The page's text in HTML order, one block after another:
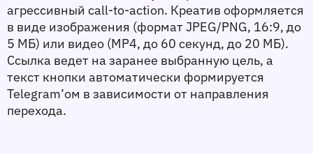
агрессивный call-to-action. Креатив оформляется
в виде изображения (формат JPEG/PNG, 16:9, до
5 МБ) или видео (MP4, до 60 секунд, до 20 МБ).
Ссылка ведет на заранее выбранную цель, а
текст кнопки автоматически формируется
Telegram’ом в зависимости от направления
перехода.